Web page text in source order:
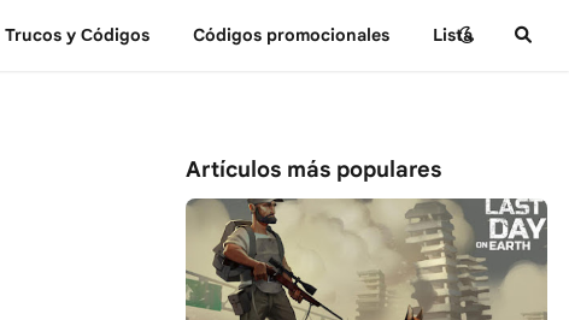
Trucos y Сódigos Códigos promocionales Lista
Artículos más populares